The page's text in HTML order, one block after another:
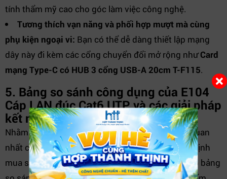
tính thẩm mỹ cao cho góc làm việc công nghệ.
Tương thích vạn năng và phối hợp mượt mà cùng
phụ kiện ngoại vi: Bạn có thể dễ dàng thiết lập mạng
dây này đi kèm các cổng chuyển đổi mở rộng nhưCard
mạng Type-C có HUB 3 cổng USB-A 20cm T-F115.
5. Bảng so sánh công dụng của E104
Cáp LAN đúc Cat6 UTP và các giải pháp
kết nối mạng thông thường
Nhằm mang lại cái nhìn kỹ thuật thực tế và trực quan
nhất cho quý khách hàng trước khi đưa ra quyết định
mua sắm vật tư công nghệ, chúng tôi đã tổng hợp bảng